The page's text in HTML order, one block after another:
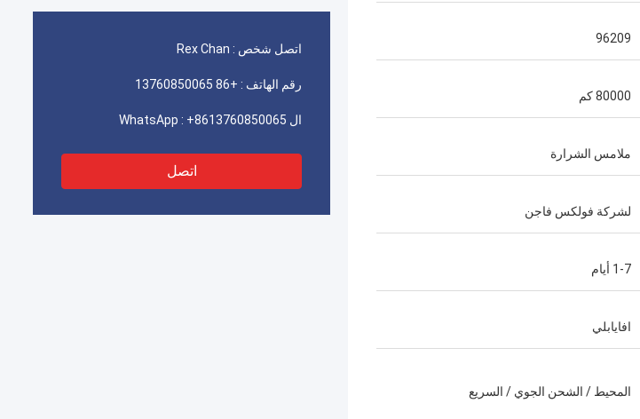
اتصل شخص : Rex Chan
رقم الهاتف : +86 13760850065
ال WhatsApp : +8613760850065
اتصل
96209
80000 كم
ملامس الشرارة
لشركة فولكس فاجن
1-7 أيام
افايابلي
المحيط / الشحن الجوي / السريع